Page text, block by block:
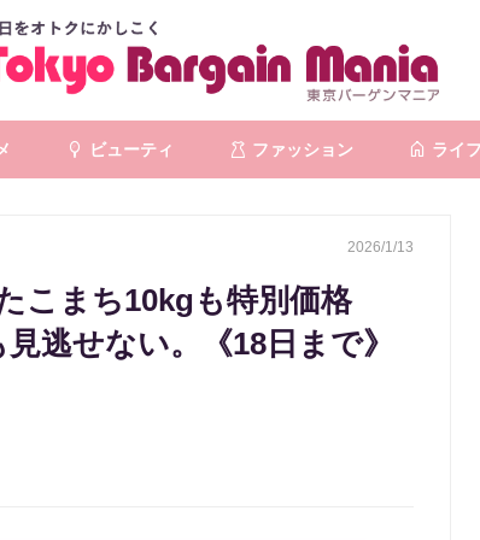
ビューティ ファッション ライフ
2026/1/13
こまち10kgも特別価格
逃せない。《18日まで》